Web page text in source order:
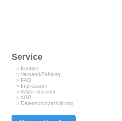
Service
> Kontakt
> Versand/Zahlung
> FAQ
> Impressum
> Widerrufsrecht
> AGB
> Datenschutzerklärung